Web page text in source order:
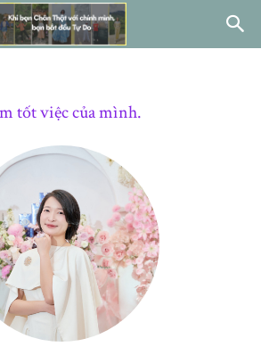
tốt việc của mình.